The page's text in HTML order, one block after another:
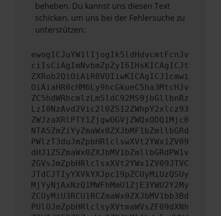
beheben. Du kannst uns diesen Text
schicken, um uns bei der Fehlersuche zu
unterstützen:
ewogICJuYW1lIjogIk5ldHdvcmtFcnJv
ciIsCiAgImNvbmZpZyI6IHsKICAgICJt
ZXRob2QiOiAiR0VUIiwKICAgICJ1cmwi
OiAiaHR0cHM6Ly9hcGkueC5ha3MtcHJv
ZC5hdWRhcmlzLm5ldC92MS9jbGllbnRz
LzI0NzAvd2Vic2l0ZS12ZWhpY2xlcz93
ZWJzaXRlPTY1ZjgwOGVjZWQxODQ1Mjc0
NTA5ZmZiYyZmaWx0ZXJbMF1bZmllbGRd
PWlzT3duJmZpbHRlclswXVt2YWx1ZV09
dHJ1ZSZmaWx0ZXJbMV1bZmllbGRdPW1v
ZGVsJmZpbHRlclsxXVt2YWx1ZV09JTVC
JTdCJTIyYXVkYXJpc19pZCUyMiUzQSUy
MjYyNjAxNzQ1MWFhMmU1ZjE3YWU2Y2My
ZCUyMiU3RCU1RCZmaWx0ZXJbMV1bb3Bd
PUlOJmZpbHRlclsyXVtmaWVsZF09dXNh